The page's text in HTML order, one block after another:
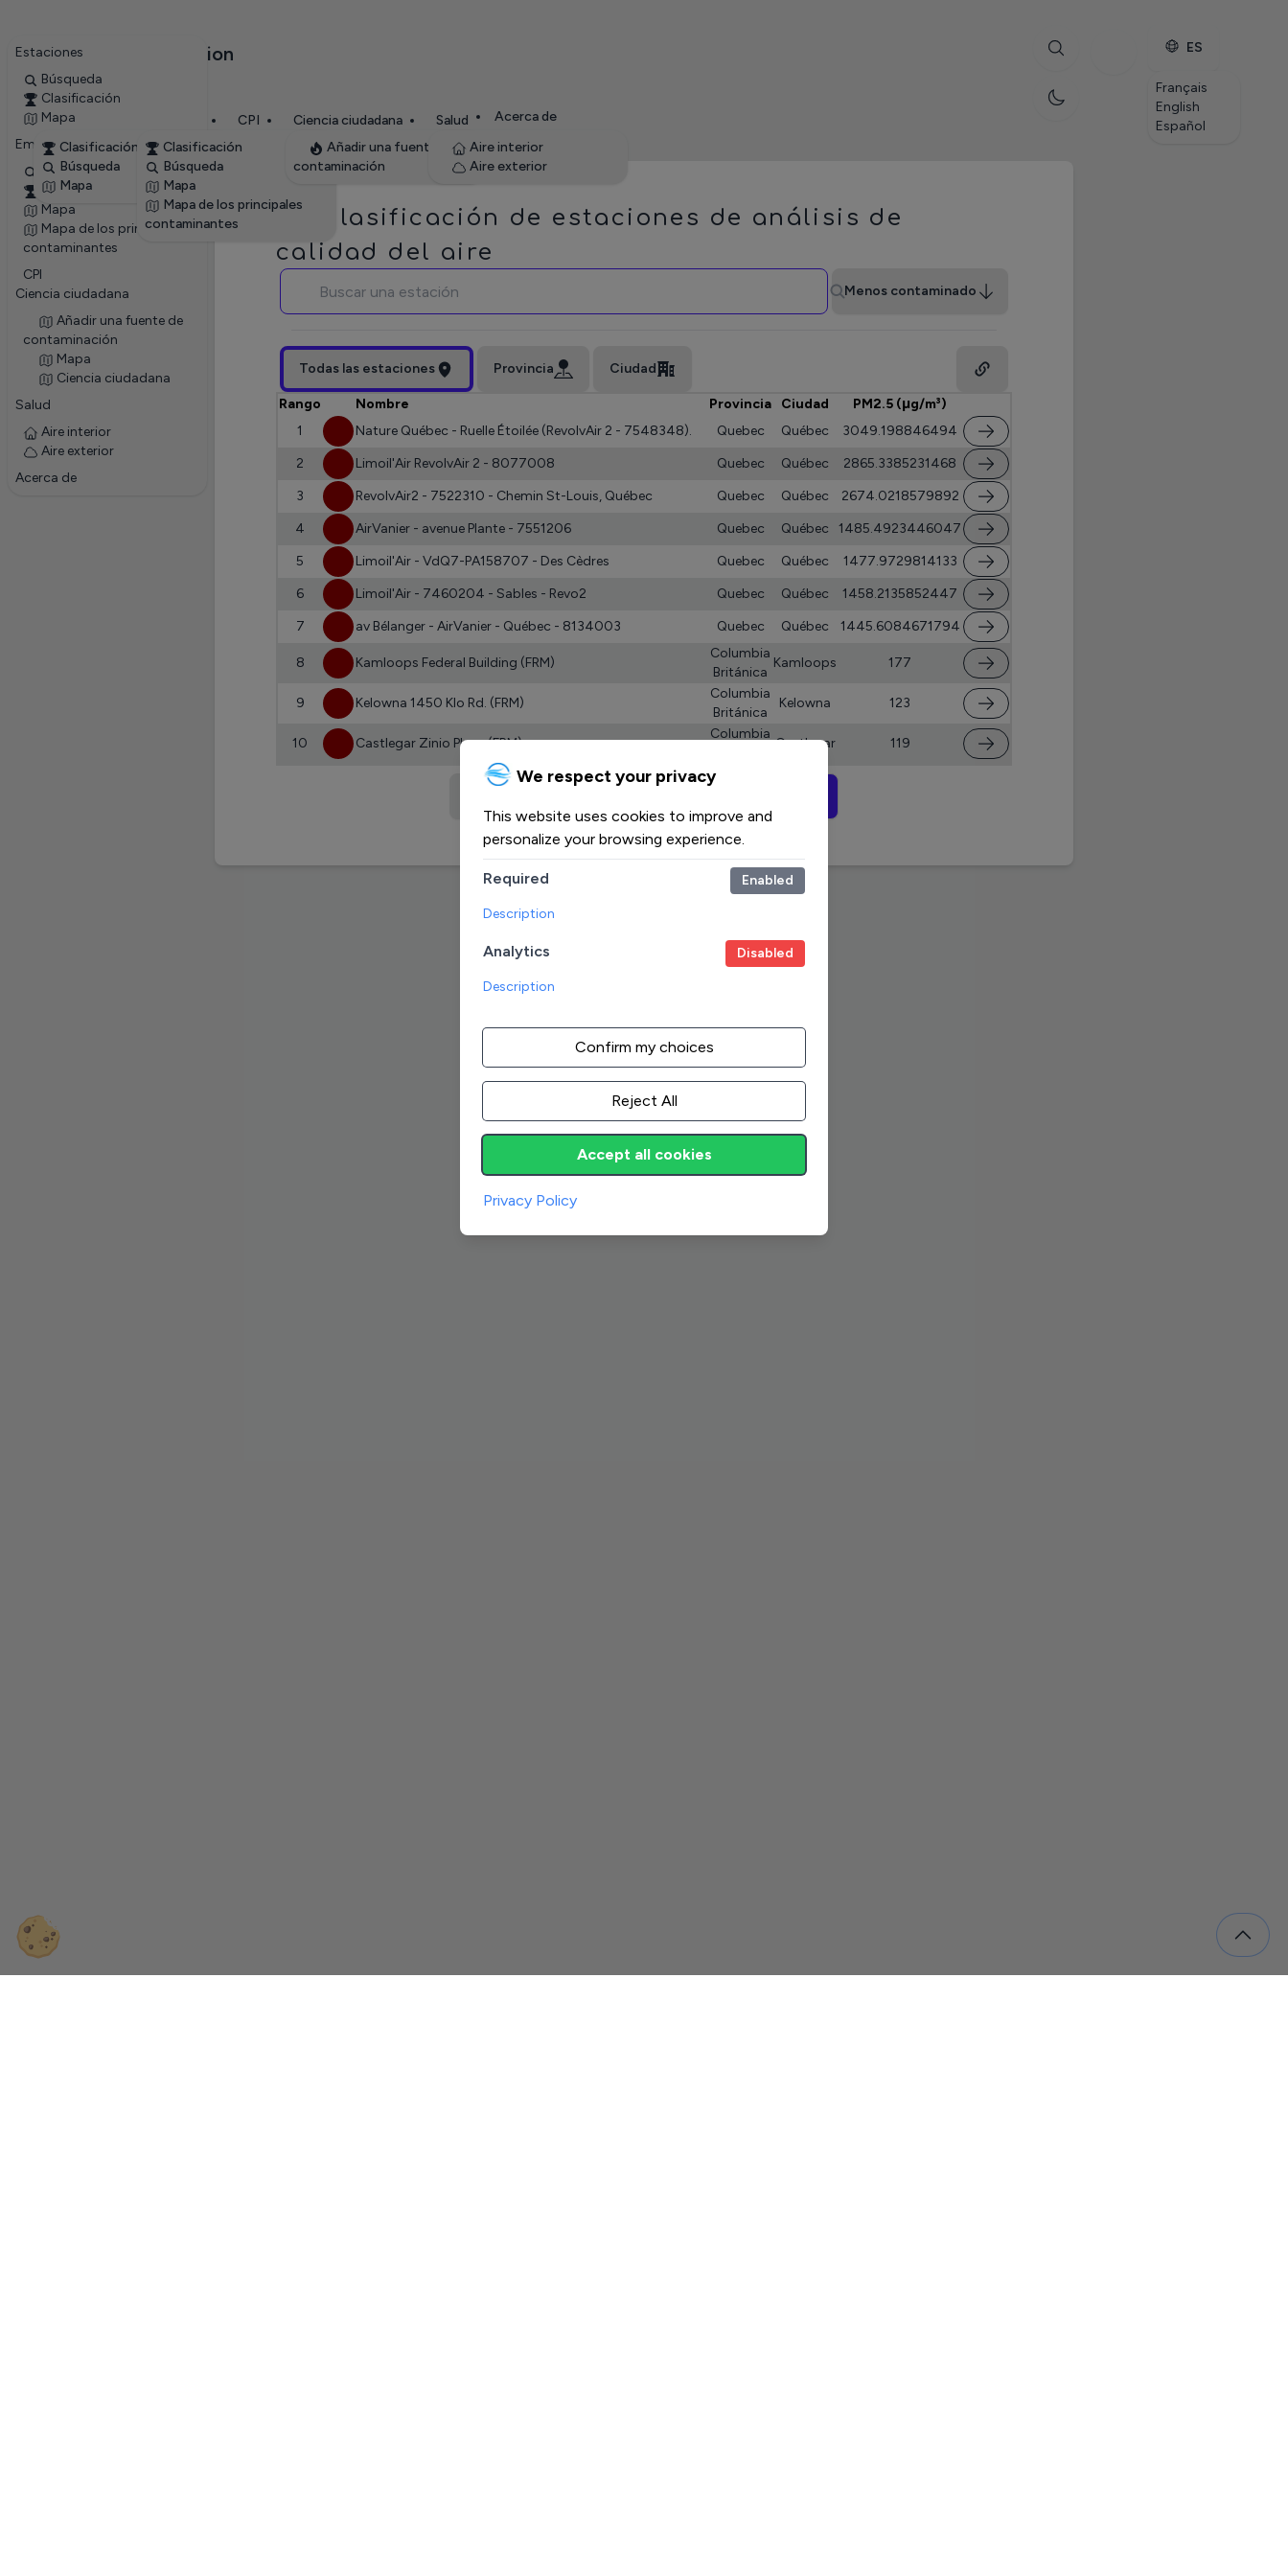
Estaciones
Búsqueda
Clasificación
Mapa
Empresas
Búsqueda
Clasificación
Mapa
Mapa de los principales
contaminantes
CPI
Ciencia ciudadana
Añadir una fuente de
contaminación
Mapa
Ciencia ciudadana
Salud
Aire interior
Aire exterior
Acerca de
RevolvAir Pollution
Estaciones
Clasificación
Búsqueda
Mapa
Clasificación
Búsqueda
Mapa
Mapa de los principales
contaminantes
CPI
Ciencia ciudadana
Añadir una fuente de
contaminación
Salud
Aire interior
Aire exterior
Acerca de
ES
Français
English
Español
Estaciones Empresas Petite enfance
Clasificación de estaciones de análisis de
calidad del aire
Menos contaminado
Todas las estaciones Provincia Ciudad
Rango Nombre Provincia Ciudad
PM2.5 (μg/m³)
1
Nature Québec - Ruelle Étoilée (RevolvAir 2 - 7548348). Quebec Québec
3049.198846494
2
Limoil'Air RevolvAir 2 - 8077008 Quebec Québec
2865.3385231468
3
RevolvAir2 - 7522310 - Chemin St-Louis, Québec Quebec Québec
2674.0218579892
4
AirVanier - avenue Plante - 7551206 Quebec Québec
1485.4923446047
5
Limoil'Air - VdQ7-PA158707 - Des Cèdres Quebec Québec
1477.9729814133
6
Limoil'Air - 7460204 - Sables - Revo2 Quebec Québec
1458.2135852447
7
av Bélanger - AirVanier - Québec - 8134003 Quebec Québec 1445.6084671794
8 Kamloops Federal Building (FRM)
Columbia
Británica
Kamloops 177
9 Kelowna 1450 Klo Rd. (FRM)
Columbia
Británica
Kelowna 123
10 Castlegar Zinio Place (FRM)
Columbia
Castlegar 119
We respect your privacy
This website uses cookies to improve and
personalize your browsing experience.
Required Enabled
Description
Analytics Disabled
Description
Confirm my choices
Reject All
Accept all cookies
Privacy Policy